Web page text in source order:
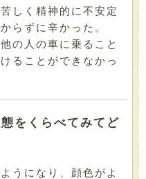
しく精神的に不安定
らずに辛かった。
の人の車に乗ること
ることができなかっ
をくらべてみてど
うになり、顔色がよ